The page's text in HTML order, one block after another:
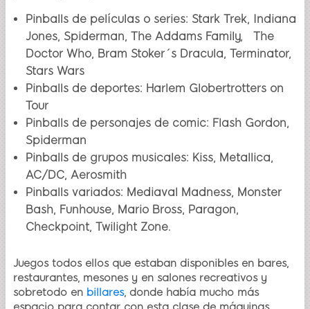
Pinballs de películas o series: Stark Trek, Indiana
Jones, Spiderman, The Addams Family, The
Doctor Who, Bram Stoker´s Dracula, Terminator,
Stars Wars
Pinballs de deportes: Harlem Globertrotters on
Tour
Pinballs de personajes de comic: Flash Gordon,
Spiderman
Pinballs de grupos musicales: Kiss, Metallica,
AC/DC, Aerosmith
Pinballs variados: Mediaval Madness, Monster
Bash, Funhouse, Mario Bross, Paragon,
Checkpoint, Twilight Zone.
Juegos todos ellos que estaban disponibles en bares,
restaurantes, mesones y en salones recreativos y
sobretodo en billares, donde había mucho más